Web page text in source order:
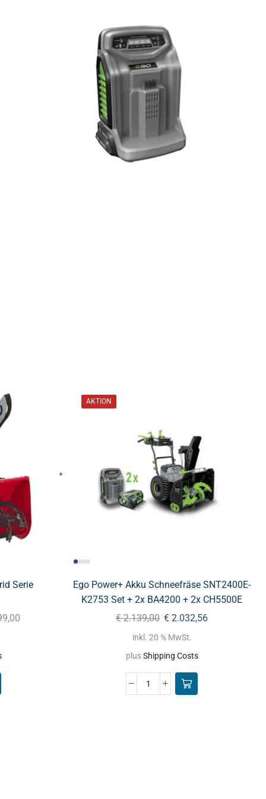
Serie
AKTION
Ego Power+ Akku Schneefräse SNT2400E-
K2753 Set + 2x BA4200 + 2x CH5500E
€2.139,00 € 2.032,56
inkl. 20 % MwSt.
plusShipping Costs